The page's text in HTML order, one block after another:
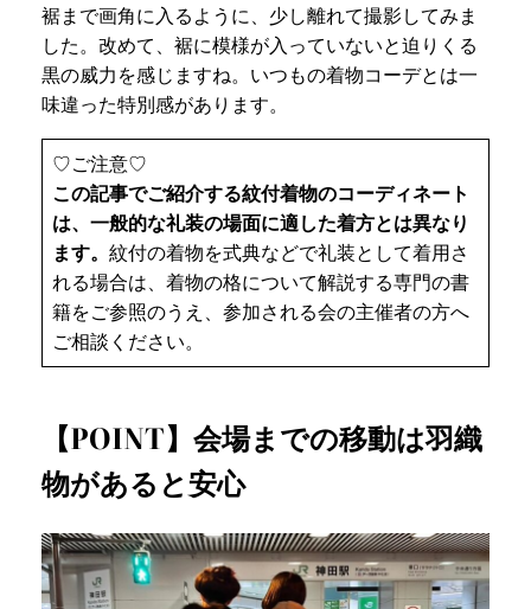
裾まで画角に入るように、少し離れて撮影してみま
した。改めて、裾に模様が入っていないと迫りくる
黒の威力を感じますね。いつもの着物コーデとは一
味違った特別感があります。
♡ご注意♡
この記事でご紹介する紋付着物のコーディネート
は、一般的な礼装の場面に適した着方とは異なり
ます。 紋付の着物を式典などで礼装として着用さ
れる場合は、着物の格について解説する専門の書
籍をご参照のうえ、参加される会の主催者の方へ
ご相談ください。
【POINT】会場までの移動は羽織
物があると安心